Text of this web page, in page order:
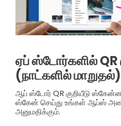
ஏப் ஸ்டோர்களில் QR
(நாட்களில் மாறுதல்)
ஆப் ஸ்டோர் QR குறியீடு
ஸ்கேன் செய்து உங்கள் ஆப்ஸ்
அனுமதிக்கும்.